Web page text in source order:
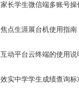
家长学生微信端多账号操
焦点生涯展台机使用指南
互动平台云终端的使用说
效实中学学生成绩查询